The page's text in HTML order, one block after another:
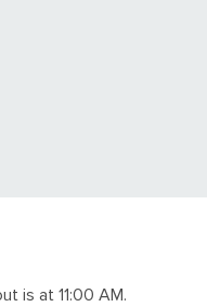
is at 11:00 AM.